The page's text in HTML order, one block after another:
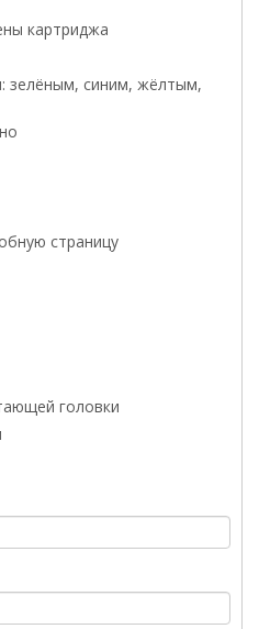
картриджа
зелёным, синим, жёлтым,
страницу
головки